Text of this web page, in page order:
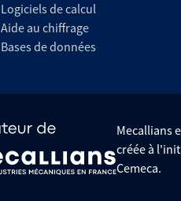
Logiciels de calcul
Aide au chiffrage
Bases de données
Mecallians
créée à
Cemeca.